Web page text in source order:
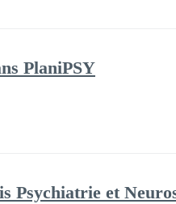
PlaniPSY
Psychiatrie et